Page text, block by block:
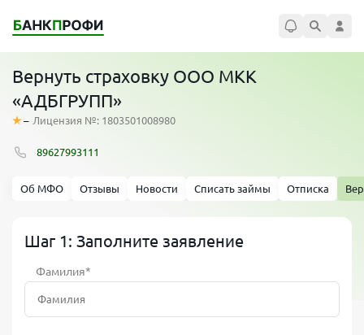
Вернуть страховку ООО МКК
«АДБГРУПП»
– Лицензия №: 1803501008980
89627993111
Об МФО Отзывы Новости Списать займы Отписка
Шаг 1: Заполните заявление
Фамилия*